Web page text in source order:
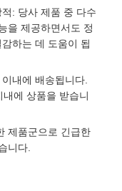
: 당사 제품 중 다수
을 제공하면서도 정
하는 데 도움이 됩
내에 배송됩니다.
에 상품을 받습니
제품군으로 긴급한
니다.